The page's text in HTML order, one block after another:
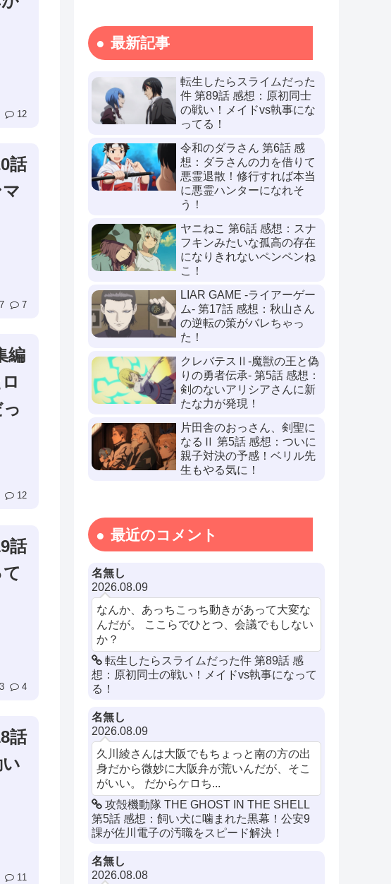
12
話
7
編
12
話
4
話
11
最新記事
転生したらスライムだった
件 第89話 感想：原初同士
の戦い！メイドvs執事にな
ってる！
令和のダラさん 第6話 感
想：ダラさんの力を借りて
悪霊退散！修行すれば本当
に悪霊ハンターになれそ
う！
ヤニねこ 第6話 感想：スナ
フキンみたいな孤高の存在
になりきれないペンペンね
こ！
LIAR GAME -ライアーゲー
ム- 第17話 感想：秋山さん
の逆転の策がバレちゃっ
た！
クレバテスⅡ-魔獣の王と偽
りの勇者伝承- 第5話 感想：
剣のないアリシアさんに新
たな力が発現！
片田舎のおっさん、剣聖に
なるⅡ 第5話 感想：ついに
親子対決の予感！ベリル先
生もやる気に！
最近のコメント
名無し
2026.08.09
なんか、あっちこっち動きがあって大変な
んだが。 ここらでひとつ、会議でもしない
か？
転生したらスライムだった件 第89話 感
想：原初同士の戦い！メイドvs執事になって
る！
名無し
2026.08.09
久川綾さんは大阪でもちょっと南の方の出
身だから微妙に大阪弁が荒いんだが、そこ
がいい。 だからケロち...
攻殻機動隊 THE GHOST IN THE SHELL
第5話 感想：飼い犬に噛まれた黒幕！公安9
課が佐川電子の汚職をスピード解決！
名無し
2026.08.08